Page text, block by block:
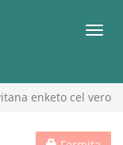
enketo cel vero